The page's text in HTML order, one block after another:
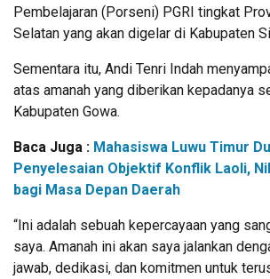
Pembelajaran (Porseni) PGRI tingkat
Selatan yang akan digelar di Kabupaten
Sementara itu, Andi Tenri Indah
atas amanah yang diberikan kepadanya
Kabupaten Gowa.
Baca Juga : Mahasiswa Luwu Timur
Penyelesaian Objektif Konflik Laoli,
bagi Masa Depan Daerah
“Ini adalah sebuah kepercayaan yang
saya. Amanah ini akan saya jalankan
jawab, dedikasi, dan komitmen untuk